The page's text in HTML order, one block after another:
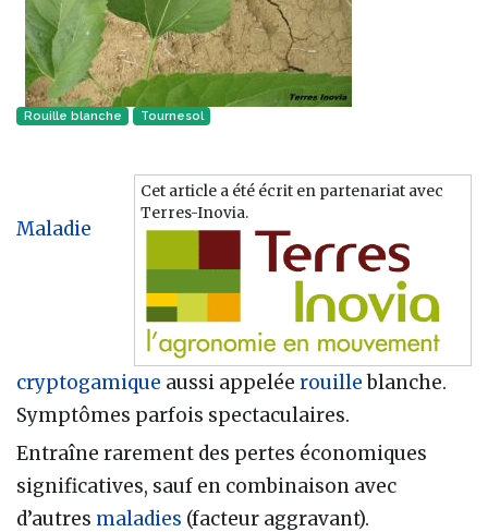
Rouille blanche Tournesol
Cet article a été écrit en partenariat avec
Terres-Inovia.
Maladie
cryptogamique aussi appelée rouilleblanche.
Symptômes parfois spectaculaires.
Entraîne rarement des pertes économiques
significatives, sauf en combinaison avec
d’autres maladies (facteur aggravant).